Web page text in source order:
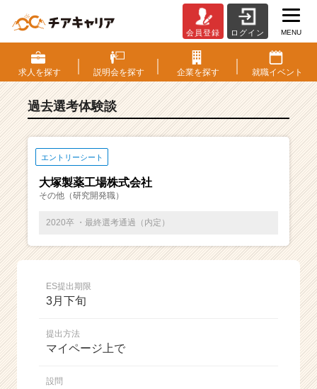
S・
選
考
験
ベ
ン
チ
ー・
成
ス
会員登録 ログイン MENU
求人を探す 説明会を探す 企業を探す 就職イベント
過去選考体験談
エントリーシート
大塚製薬工場株式会社
その他（研究開発職）
2020卒 ・最終選考通過（内定）
ES提出期限
3月下旬
提出方法
マイページ上で
設問